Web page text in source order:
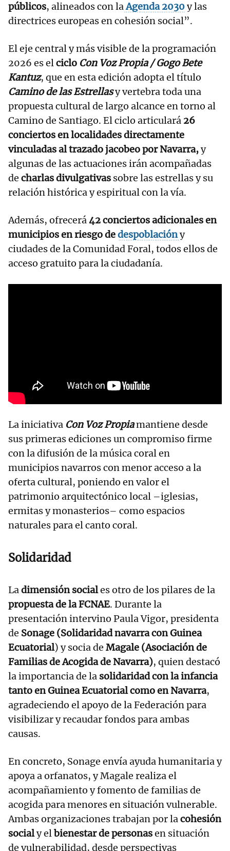
públicos, alineados con laAgenda 2030y las
directrices europeas en cohesión social”.
El eje central y más visible de la programación
2026 es elciclo Con Voz Propia / Gogo Bete
Kantuz, que en esta edición adopta el título
Camino de las Estrellasy vertebra toda una
propuesta cultural de largo alcance en torno al
Camino de Santiago. El ciclo articulará 26
conciertos en localidades directamente
vinculadas al trazado jacobeo por Navarra,y
algunas de las actuaciones irán acompañadas
de charlas divulgativas sobre las estrellas y su
relación histórica y espiritual con la vía.
Además, ofrecerá42 conciertos adicionales en
municipios en riesgo dedespoblacióny
ciudades de la Comunidad Foral, todos ellos de
acceso gratuito para la ciudadanía.
La iniciativa Con Voz Propiamantiene desde
sus primeras ediciones un compromiso firme
con la difusión de la música coral en
municipios navarros con menor acceso a la
oferta cultural, poniendo en valor el
patrimonio arquitectónico local –iglesias,
ermitas y monasterios– como espacios
naturales para el canto coral.
Solidaridad
Ladimensión sociales otro de los pilares de la
propuesta de la FCNAE. Durante la
presentación intervino Paula Vigor, presidenta
de Sonage (Solidaridad navarra con Guinea
Ecuatorial) y socia de Magale (Asociación de
Familias de Acogida de Navarra), quien destacó
la importancia de la solidaridad con la infancia
tanto en Guinea Ecuatorial como en Navarra,
agradeciendo el apoyo de la Federación para
visibilizar y recaudar fondos para ambas
causas.
En concreto, Sonage envía ayuda humanitaria y
apoya a orfanatos, y Magale realiza el
acompañamiento y fomento de familias de
acogida para menores en situación vulnerable.
Ambas organizaciones trabajan por lacohesión
socialy elbienestar de personasen situación
de vulnerabilidad, desde perspectivas